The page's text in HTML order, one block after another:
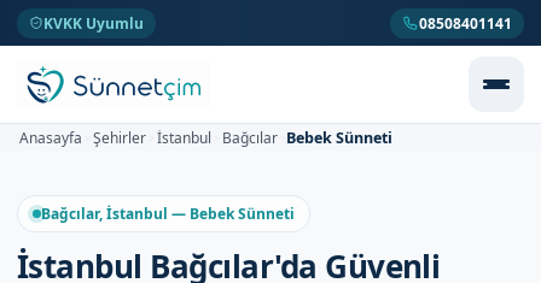
KVKK Uyumlu 08508401141
Anasayfa Şehirler İstanbul Bağcılar Bebek Sünneti
Bağcılar, İstanbul — Bebek Sünneti
İstanbul Bağcılar'da Güvenli